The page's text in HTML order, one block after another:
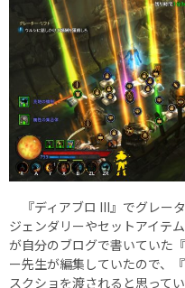
『ディアブロ III』でグレー
ジェンダリーやセットアイテ
が自分のブログで書いていた
ー先生が編集していたので、
スクショを渡されると思って